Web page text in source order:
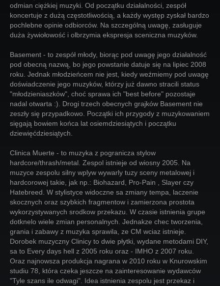
odmian ciężkiej muzyki. Od początku działalności, zespół
koncertuje z dużą częstotliwością, a każdy występ zyskał bardzo
pochlebne opinie odbiorców. Na szczególną uwagę, zasługuje
duża żywiołowość i olbrzymia ekspresja sceniczna muzyków.
Basement - to zespół młody, biorąc pod uwagę jego działalność
pod obecną nazwą, bo jego powstanie datuje się na lipiec 2008
roku. Jednak młodzieńcem nie jest, kiedy weźmiemy pod uwagę
doświadczenie jego muzyków, którzy już dawno stracili status
"młodzieniaszków", choć sprawa ich "best before" pozostaje
nadal otwarta :). Drogi trzech obecnych grajków Basement nie
zeszły się przypadkowo. Początki ich przygody z muzykowaniem
sięgają bowiem końca lat osiemdziesiątych i początku
dziewięćdziesiątych.
Clinica Muerte - to muzyka z pogranicza stylow
hardcore/thrash/metal. Zespol istnieje od wiosny 2005. Na
muzyce zespolu silny wplyw wywarly tuzy sceny metalowej i
hardcorowej takie, jak np.: Biohazard, Pro-Pain , Slayer czy
Hatebreed. W stylistyce widoczne sa zmiany tempa, laczenie
skocznych oraz szybkich fragmentow i zamierzona prostota
wykorzystywanych srodkow przekazu. W czasie istnienia grupe
dotknelo wiele zmian personalnych. Jednakze chec tworzenia,
grania i zabawy z muzyka sprawila, ze CM wciaz istnieje.
Dorobek muzyczny Clinicy to dwie płytki, wydane metodami DIY,
sa to Every days hell z 2005 roku oraz - IMHO z 2007 roku.
Oraz najnowsza produkcja nagrana w 2010 roku w Knurowskim
studiu 78, która czeka jeszcze na zainteresowanie wydawców
"Tyle szans ile odwagi". Idea istnienia zespolu jest przekaz i